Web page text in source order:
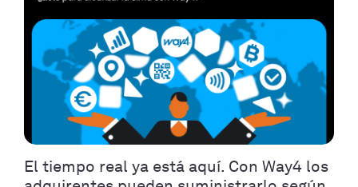
El tiempo real ya está aquí. Con Way4 los